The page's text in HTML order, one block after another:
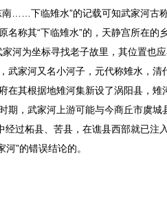
……下临雉水”的记载可知武家河古
称其“下临雉水”的，天静宫所在的
河为坐标寻找老子故里，其位置也
武家河又名小河子，元代称雉水，清
在其根据地雉河集新设了涡阳县，雉
期，武家河上游可能与今商丘市虞城
过柘县、苦县，在谯县西部就已注
”的错误结论的。